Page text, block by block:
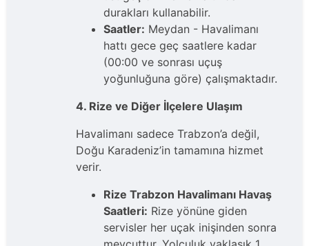
durakları kullanabilir.
Saatler: Meydan - Havalimanı
hattı gece geç saatlere kadar
(00:00 ve sonrası uçuş
yoğunluğuna göre) çalışmaktadır.
4. Rize ve Diğer İlçelere Ulaşım
Havalimanı sadece Trabzon’a değil,
Doğu Karadeniz’in tamamına hizmet
verir.
Rize Trabzon Havalimanı Havaş
Saatleri: Rize yönüne giden
servisler her uçak inişinden sonra